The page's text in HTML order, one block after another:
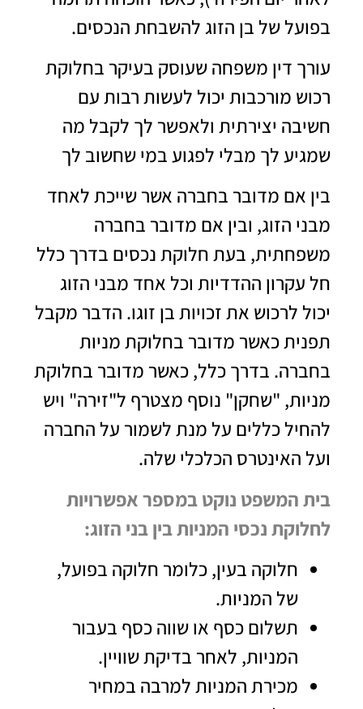
בפועל של בן הזוג להשבחת הנכסים.
עורך דין משפחהשעוסק בעיקר בחלוקת
רכוש מורכבות יכול לעשות רבות עם
חשיבה יצירתית ולאפשר לך לקבל מה
שמגיע לך מבלי לפגוע במי שחשוב לך
בין אם מדובר בחברה אשר שייכת לאחד
מבני הזוג, ובין אם מדובר בחברה
משפחתית, בעת חלוקת נכסים בדרך כלל
חל עקרון ההדדיות וכל אחד מבני הזוג
יכול לרכוש את זכויות בן זוגו. הדבר מקבל
תפנית כאשר מדובר בחלוקת מניות
בחברה. בדרך כלל, כאשר מדובר בחלוקת
מניות, "שחקן" נוסף מצטרף ל"זירה" ויש
להחיל כללים על מנת לשמור על החברה
ועל האינטרס הכלכלי שלה.
בית המשפט נוקט במספר אפשרויות
לחלוקת נכסי המניות בין בני הזוג:
חלוקה בעין, כלומר חלוקה בפועל,
של המניות.
תשלום כסף או שווה כסף בעבור
המניות, לאחר בדיקת שוויין.
מכירת המניות למרבה במחיר